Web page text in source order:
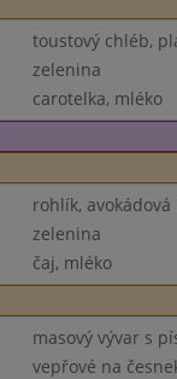
toustový chléb,
zelenina
carotelka, mléko
rohlík,
zelenina
čaj, mléko
masový vývar s
vepřové na